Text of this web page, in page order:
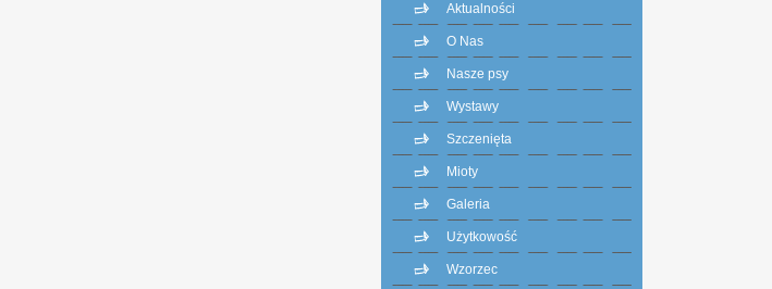
Aktualności
O Nas
Nasze psy
Wystawy
Szczenięta
Mioty
Galeria
Użytkowość
Wzorzec